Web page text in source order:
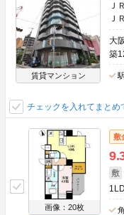
賃貸マンション
Ｊ
Ｊ
大
築
チェックを入れてまとめ
画像：20枚
敷
敷